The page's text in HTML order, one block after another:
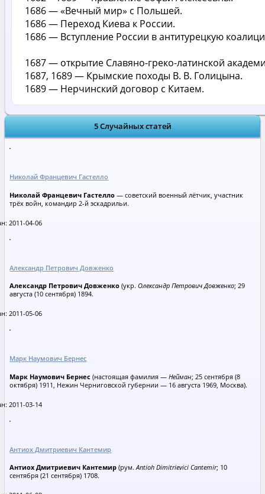
1686 — «Вечный мир» с Польшей.
1686 — Переход Киева к России.
1686 — Вступление России в антитурецкую
1687 — открытие Славяно-греко-латинской
1687, 1689 — Крымские походы В. В. Голицына.
1689 — Нерчинский договор с Китаем.
5 Случайных статей
Николай Францевич Гастелло
Николай Францевич Гастелло — советский военный лётчик, участник
трёх войн, командир 2-й эскадрильи.
2011-04-06
Александр Петрович Довженко
Александр Петрович Довженко (укр.Олександр Петрович Довженко; 29
августа (10 сентября) 1894.
2011-05-06
Марк Наумович Бернес
Марк Наумович Бернес (настоящая фамилия —Нейман; 25 сентября (8
октября) 1911, Нежин Черниговской губернии — 16 августа 1969, Москва).
2011-03-14
Антиох Дмитриевич Кантемир
Антиох Дмитриевич Кантемир (рум.Antioh Dimitrievici Cantemir; 10
сентября (21 сентября) 1708.